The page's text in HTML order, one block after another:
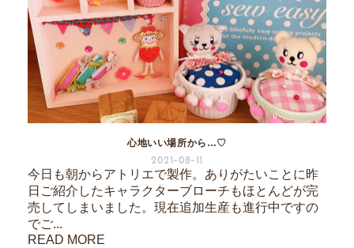
心地いい場所から…♡
2021-08-11
今日も朝からアトリエで製作。ありがたいことに昨
日ご紹介したキャラクターブローチもほとんどが完
売してしまいました。現在追加生産も進行中ですの
でご...
READ MORE